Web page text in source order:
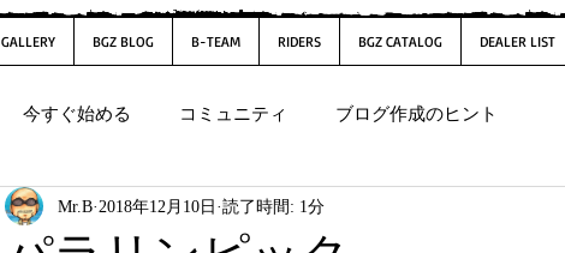
GALLERY BGZ BLOG B-TEAM RIDERS BGZ CATALOG DEALER LIST
今すぐ始める コミュニティ ブログ作成のヒント
Mr.B 2018年12月10日 読了時間: 1分